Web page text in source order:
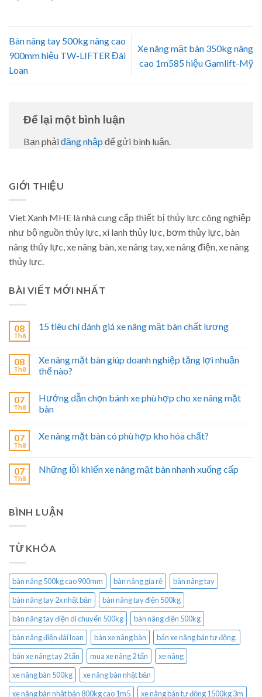
Bàn nâng tay 500kg nâng cao
900mm hiệu TW-LIFTER Đài
Loan
Xe nâng mặt bàn 350kg nâng
cao 1m585 hiệu Gamlift-Mỹ
Để lại một bình luận
Bạn phải đăng nhập để gửi bình luận.
GIỚI THIỆU
Viet Xanh MHE là nhà cung cấp thiết bị thủy lực công nghiệp
như bộ nguồn thủy lực, xi lanh thủy lực, bơm thủy lực, bàn
nâng thủy lực, xe nâng bàn, xe nâng tay, xe nâng điện, xe nâng
thủy lực.
BÀI VIẾT MỚI NHẤT
08
Th8
15 tiêu chí đánh giá xe nâng mặt bàn chất lượng
08
Th8
Xe nâng mặt bàn giúp doanh nghiệp tăng lợi nhuận
thế nào?
07
Th8
Hướng dẫn chọn bánh xe phù hợp cho xe nâng mặt
bàn
07
Th8
Xe nâng mặt bàn có phù hợp kho hóa chất?
07
Th8
Những lỗi khiến xe nâng mặt bàn nhanh xuống cấp
BÌNH LUẬN
TỪ KHÓA
bàn nâng 500kg cao 900mm bàn nâng gía rẻ
bàn nâng tay
bàn nâng tay 2x nhật bản
bàn nâng tay điện 500kg
bàn nâng tay điện di chuyển 500kg
bàn nâng điện 500kg
bàn nâng điện đài loan
bán xe nâng bàn
bán xe nâng bán tự động.
bán xe nâng tay 2 tấn
mua xe nâng 2 tấn
xe nâng
xe nâng bàn 500kg
xe nâng bàn nhật bản
xe nâng bàn nhật bản 800kg cao 1m5
xe nâng bán tự động 1500kg 3m